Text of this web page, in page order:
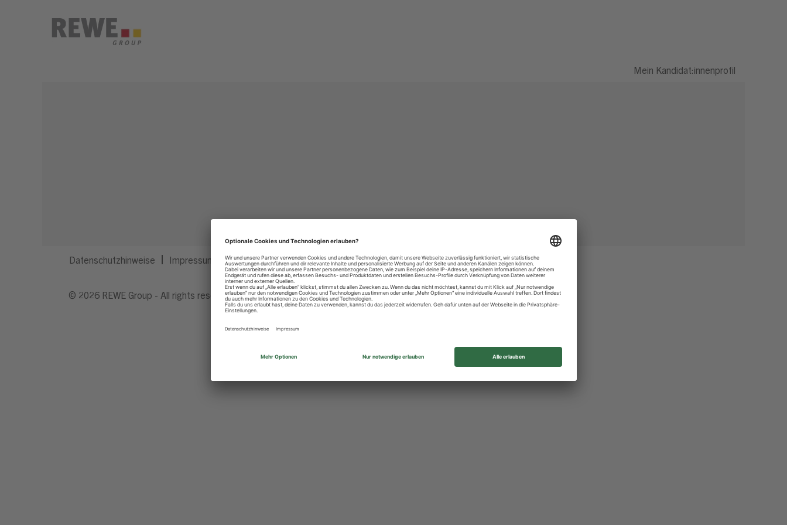
Mein Kandidat:innenprofil
Datenschutzhinweise Impressum Privatsphäre-Einstellungen
© 2026 REWE Group - All rights reserved